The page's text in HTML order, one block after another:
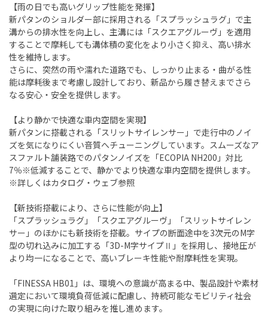
【雨の日でも高いグリップ性能を発揮】
新パタンのショルダー部に採用される「スプラッシュラグ」で主
溝からの排水性を向上し、主溝には「スクエアグルーヴ」を適用
することで摩耗しても溝体積の変化をより小さく抑え、高い排水
性を維持します。
さらに、突然の雨や濡れた道路でも、しっかり止まる・曲がる性
能は摩耗後まで考慮し設計しており、新品から履き替えまでさら
なる安心・安全を提供します。
【より静かで快適な車内空間を実現】
新パタンに搭載される「スリットサイレンサー」で走行中のノイ
ズを気になりにくい音質へチューニングしています。スムーズなア
スファルト舗装路でのパタンノイズを「ECOPIA NH200」対比
7％※低減することで、静かでより快適な車内空間を提供します。
※詳しくはカタログ・ウェブ参照
【新技術搭載により、さらに性能が向上】
「スプラッシュラグ」「スクエアグルーヴ」「スリットサイレン
サー」のほかにも新技術を搭載。サイプの断面途中を3次元のM字
型の切れ込みに加工する「3D-M字サイプⅡ」を採用し、接地圧が
より均一になることで、高いブレーキ性能や耐摩耗性を実現。
「FINESSA HB01」は、環境への意識が高まる中、製品設計や素材
選定において環境負荷低減に配慮し、持続可能なモビリティ社会
の実現に向けた取り組みを推し進めます。